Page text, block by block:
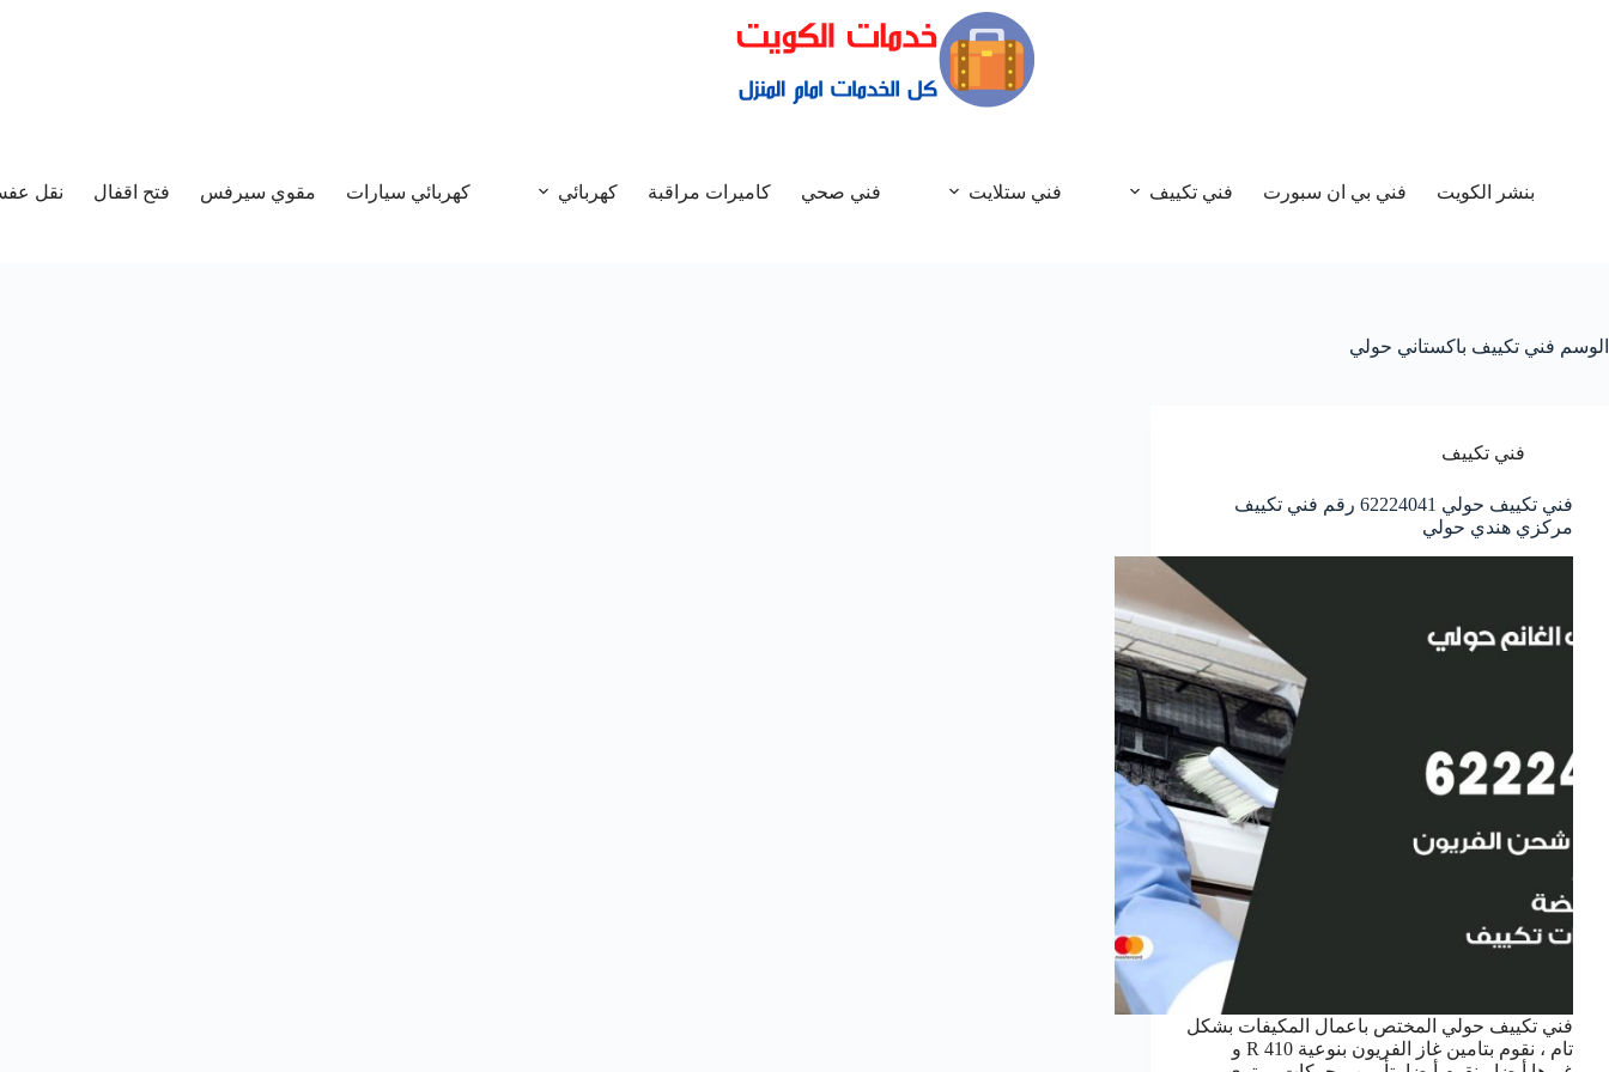
بنشر الكويت فني بي ان سبورت فني تكييف فني ستلايت فني صحي كاميرات مراقبة كهربائي كهربائي سيارات مقوي سيرفس فتح اقفال نقل
الوسم فني تكييف باكستاني حولي
فني تكييف
فني تكييف حولي 62224041 رقم فني تكييف
مركزي هندي حولي
فني تكييف حولي المختص باعمال المكيفات بشكل
تام ، نقوم بتامين غاز الفريون بنوعية R 410 و